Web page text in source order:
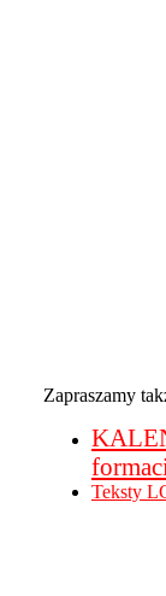
Zapraszamy
Teksty